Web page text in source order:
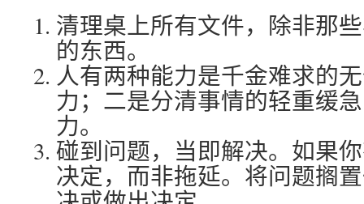
清理桌上所有文件，除非那
的东西。
人有两种能力是千金难求的
力；二是分清事情的轻重缓
力。
碰到问题，当即解决。如果
决定，而非拖延。将问题搁